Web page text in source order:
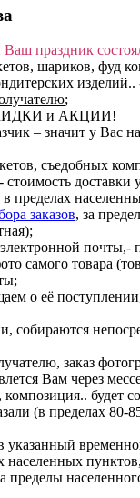
праздник
шариков, фуд
изделий..
;
СКИДКИ и АКЦИИ!
– значит у Вас
съедобных
- стоимость доставки
пределах
заказов, за
почты,-
самого товара
о её
собираются
заказ
Вам через
будет
(в пределах 80-
указанный
населенных
пределы